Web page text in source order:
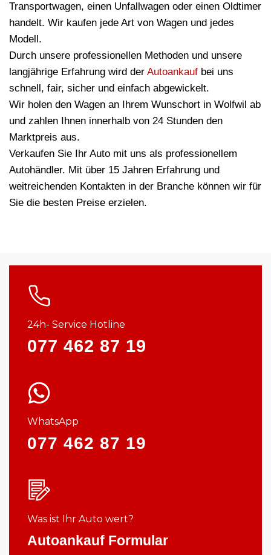
Transportwagen, einen Unfallwagen oder einen Oldtimer
handelt. Wir kaufen jede Art von Wagen und jedes
Modell.
Durch unsere professionellen Methoden und unsere
langjährige Erfahrung wird der Autoankauf bei uns
schnell, fair, sicher und einfach abgewickelt.
Wir holen den Wagen an Ihrem Wunschort in Wolfwil ab
und zahlen Ihnen innerhalb von 24 Stunden den
Marktpreis aus.
Verkaufen Sie Ihr Auto mit uns als professionellem
Autohändler. Mit über 15 Jahren Erfahrung und
weitreichenden Kontakten in der Branche können wir für
Sie die besten Preise erzielen.
24h- Service Hotline
077 462 87 19
WhatsApp
077 462 87 19
Was ist Ihr Auto wert?
Autoankauf Formular